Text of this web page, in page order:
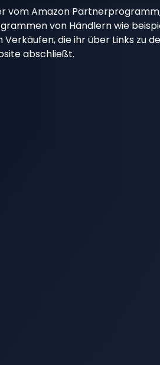
vom Amazon
von Händlern wie
Verkäufen, die ihr über Links zu
abschließt.